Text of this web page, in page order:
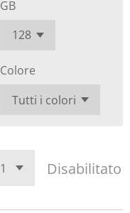
GB
Colore
Disabilitato